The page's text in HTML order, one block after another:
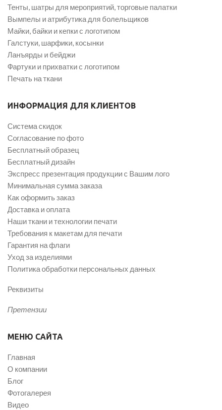
Тенты, шатры для мероприятий, торговые палатки
Вымпелы и атрибутика для болельщиков
Майки, байки и кепки с логотипом
Галстуки, шарфики, косынки
Ланъярды и бейджи
Фартуки и прихватки с логотипом
Печать на ткани
ИНФОРМАЦИЯ ДЛЯ КЛИЕНТОВ
Система скидок
Согласование по фото
Бесплатный образец
Бесплатный дизайн
Экспресс презентация продукции с Вашим лого
Минимальная сумма заказа
Как оформить заказ
Доставка и оплата
Наши ткани и технологии печати
Требования к макетам для печати
Гарантия на флаги
Уход за изделиями
Политика обработки персональных данных
Реквизиты
Претензии
МЕНЮ САЙТА
Главная
О компании
Блог
Фотогалерея
Видео